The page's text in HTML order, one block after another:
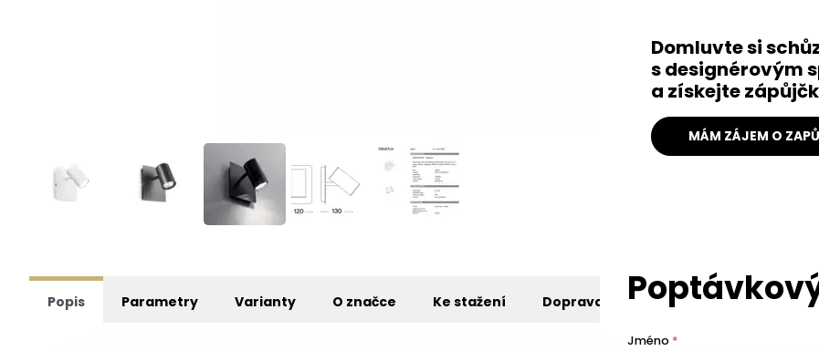
Domluvte si
s designérovým
a získejte
MÁM ZÁJEM O
Popis Parametry Varianty O značce Ke stažení Doprava
Jméno *